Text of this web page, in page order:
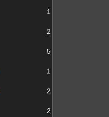
1
2
5
1
2
2